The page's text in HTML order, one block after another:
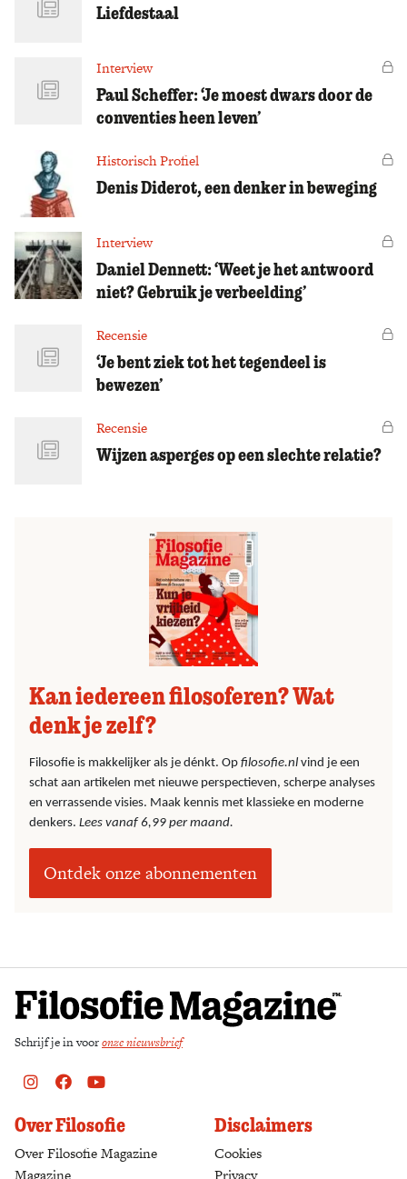
Liefdestaal
Interview
Paul Scheffer: ‘Je moest dwars door de
conventies heen leven’
Historisch Profiel
Denis Diderot, een denker in beweging
Interview
Daniel Dennett: ‘Weet je het antwoord
niet? Gebruik je verbeelding’
Recensie
‘Je bent ziek tot het tegendeel is
bewezen’
Recensie
Wijzen asperges op een slechte relatie?
Kan iedereen filosoferen? Wat
denk je zelf?
Filosofie is makkelijker als je dénkt. Op filosofie.nl vind je een
schat aan artikelen met nieuwe perspectieven, scherpe analyses
en verrassende visies. Maak kennis met klassieke en moderne
denkers. Lees vanaf 6,99 per maand.
Ontdek onze abonnementen
Schrijf je in vooronze nieuwsbrief
Instagram
FacebookYoutube
Over Filosofie
Over Filosofie Magazine
Magazine
Disclaimers
Cookies
Privacy